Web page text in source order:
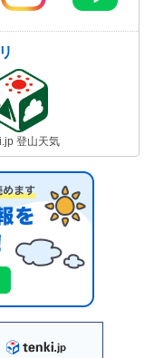
登山天気